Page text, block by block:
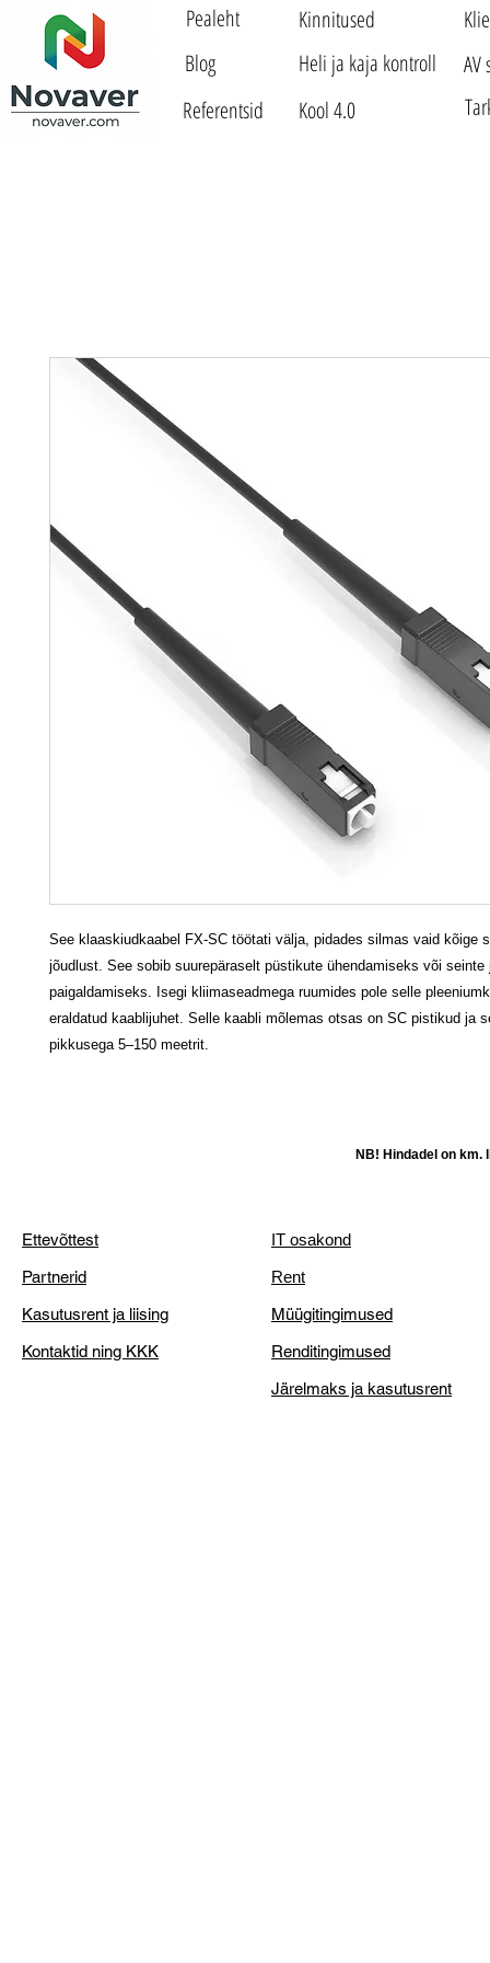
Pealeht
Blog
Referentsid
Heli ja kaja kontroll
Kinnitused
Kool 4.0
See klaaskiudkaabel FX-SC töötati välja, pidades silmas vaid kõige
jõudlust. See sobib suurepäraselt püstikute ühendamiseks või seinte
paigaldamiseks. Isegi kliimaseadmega ruumides pole selle
eraldatud kaablijuhet. Selle kaabli mõlemas otsas on SC pistikud ja
pikkusega 5–150 meetrit.
NB! Hindadel on km.
Ettevõttest
Partnerid
Kasutusrent ja liising
Kontaktid ning KKK
IT osakond
Rent
Müügitingimused
Renditingimused
Järelmaks ja kasutusrent